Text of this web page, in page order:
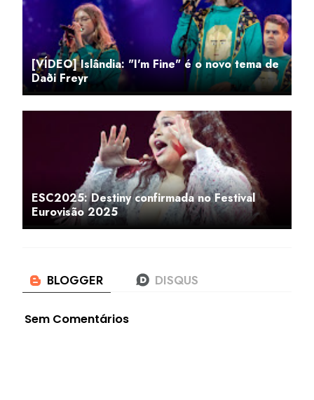
[VÍDEO] Islândia: "I'm Fine" é o novo tema de
Daði Freyr
ESC2025: Destiny confirmada no Festival
Eurovisão 2025
Sem Comentários